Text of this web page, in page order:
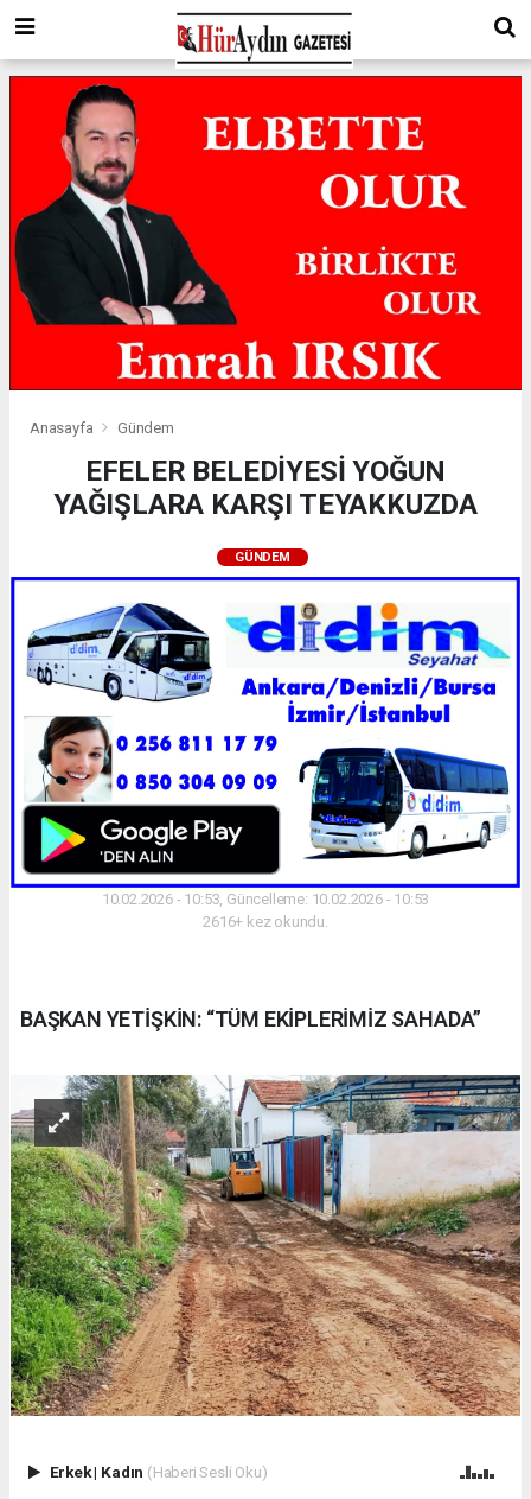
Anasayfa Gündem
EFELER BELEDİYESİ YOĞUN
YAĞIŞLARA KARŞI TEYAKKUZDA
GÜNDEM
10.02.2026 - 10:53, Güncelleme: 10.02.2026 - 10:53
2616+ kez okundu.
BAŞKAN YETİŞKİN: “TÜM EKİPLERİMİZ SAHADA”
Erkek| Kadın (Haberi Sesli Oku)